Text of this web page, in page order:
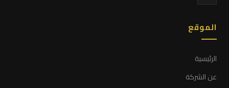
الموقع
الرئيسية
عن الشركة